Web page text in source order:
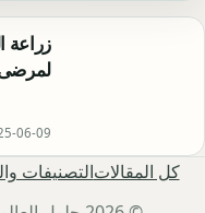
زراعة
06-09
كل المقالاتالتصنيفات